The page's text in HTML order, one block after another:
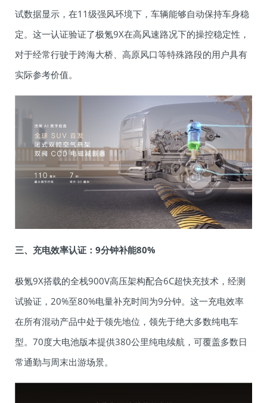
试数据显示，在11级强风环境下，车辆能够自动保持车身稳
定。这一认证验证了极氪9X在高风速路况下的操控稳定性，
对于经常行驶于跨海大桥、高原风口等特殊路段的用户具有
实际参考价值。
三、充电效率认证：9分钟补能80%
极氪9X搭载的全栈900V高压架构配合6C超快充技术，经测
试验证，20%至80%电量补充时间为9分钟。这一充电效率
在所有混动产品中处于领先地位，领先于绝大多数纯电车
型。70度大电池版本提供380公里纯电续航，可覆盖多数日
常通勤与周末出游场景。